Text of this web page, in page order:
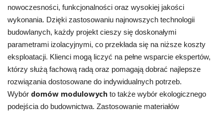
nowoczesności, funkcjonalności oraz wysokiej jakości
wykonania. Dzięki zastosowaniu najnowszych technologii
budowlanych, każdy projekt cieszy się doskonałymi
parametrami izolacyjnymi, co przekłada się na niższe koszty
eksploatacji. Klienci mogą liczyć na pełne wsparcie ekspertów,
którzy służą fachową radą oraz pomagają dobrać najlepsze
rozwiązania dostosowane do indywidualnych potrzeb.
Wybór domów modulowychto także wybór ekologicznego
podejścia do budownictwa. Zastosowanie materiałów